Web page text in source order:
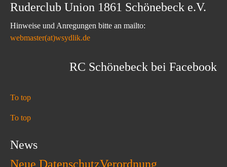
Ruderclub Union 1861 Schönebeck e.V.
Hinweise und Anregungen bitte an mailto:
webmaster(at)wsydlik.de
RC Schönebeck bei Facebook
To top
To top
News
Neue DatenschutzVerordnung